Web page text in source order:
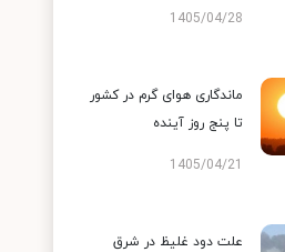
1405/04/28
ماندگاری هوای گرم در کشور
تا پنج روز آینده
1405/04/21
علت دود غلیظ در شرق